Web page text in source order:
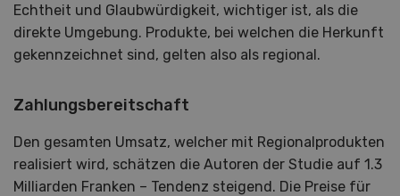
Echtheit und Glaubwürdigkeit, wichtiger ist, als die
direkte Umgebung. Produkte, bei welchen die Herkunft
gekennzeichnet sind, gelten also als regional.
Zahlungsbereitschaft
Den gesamten Umsatz, welcher mit Regionalprodukten
realisiert wird, schätzen die Autoren der Studie auf 1.3
Milliarden Franken – Tendenz steigend. Die Preise für